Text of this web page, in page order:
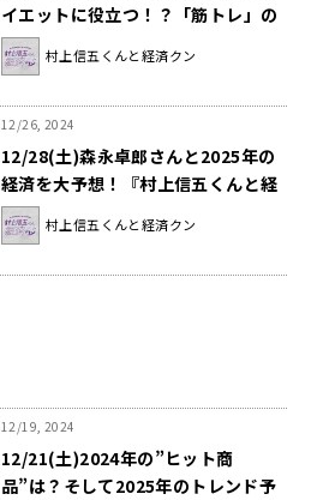
イエットに役立つ！？「筋トレ」の
新常識を学ぼう！『村上信五くんと
経済クン』
村上信五くんと経済クン
12/26, 2024
12/28(土)森永卓郎さんと2025年の
経済を大予想！『村上信五くんと経
済クン』
村上信五くんと経済クン
12/19, 2024
12/21(土)2024年の”ヒット商
品”は？そして2025年のトレンド予